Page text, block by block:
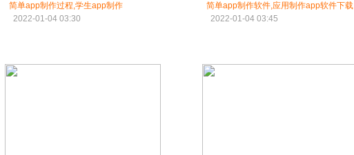
简单app制作过程,学生app制作
2022-01-04 03:30
简单app制作软件,应用制作app软件下载
2022-01-04 03:45